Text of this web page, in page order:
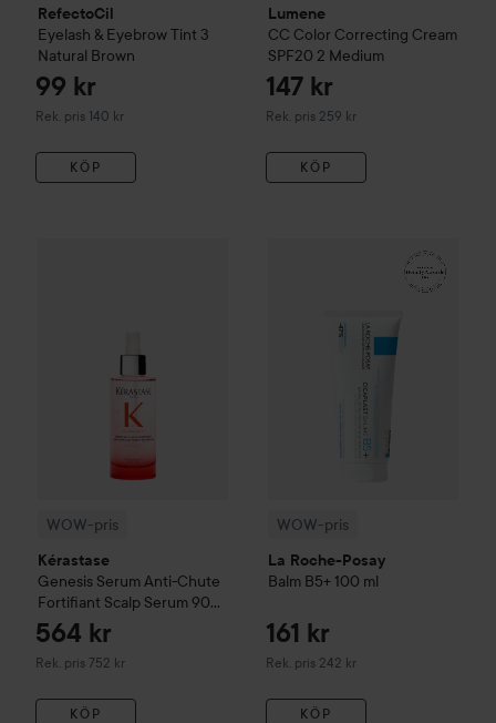
RefectoCil
Eyelash & Eyebrow Tint 3
Natural Brown
99 kr
Rek. pris 140 kr
Rekommenderat pris 140 kr
KÖP
Lumene
CC Color Correcting Cream
SPF20 2 Medium
147 kr
Rek. pris 259 kr
Rekommenderat pris 259 kr
KÖP
WOW-pris
Kérastase
Genesis Serum Anti-Chute
Fortifiant Scalp Serum90
ml
564 kr
Rek. pris 752 kr
Rekommenderat pris 752 kr
KÖP
Serum Anti-Chute Fortifiant
WOW-pris
La Roche-Posay
Balm B5+ 100 ml
161 kr
Rek. pris 242 kr
Rekommenderat pris 242 kr
KÖP
La Roche-Posay